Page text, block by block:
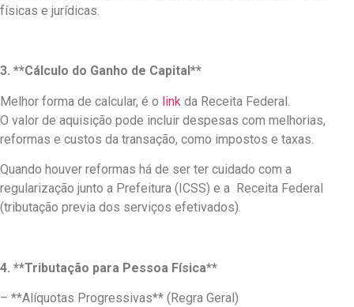
físicas e jurídicas.
3. **Cálculo do Ganho de Capital**
Melhor forma de calcular, é o link da Receita Federal.
O valor de aquisição pode incluir despesas com melhorias,
reformas e custos da transação, como impostos e taxas.
Quando houver reformas há de ser ter cuidado com a
regularização junto a Prefeitura (ICSS) e a Receita Federal
(tributação previa dos serviços efetivados).
4. **Tributação para Pessoa Física**
– **Alíquotas Progressivas** (Regra Geral)